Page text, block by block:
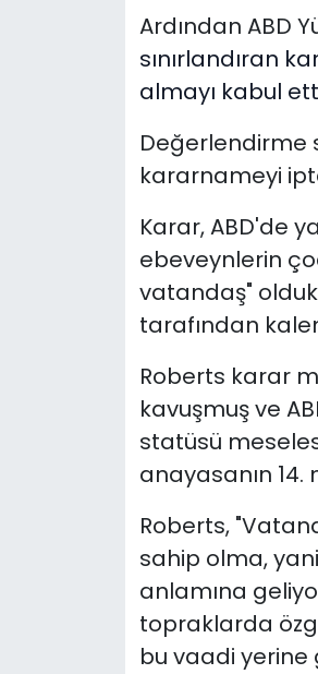
Ardından ABD
sınırlandıran
almayı kabul
Değerlendirme
kararnameyi
Karar, ABD'de
ebeveynlerin
vatandaş"
tarafından
Roberts karar
kavuşmuş ve
statüsü
anayasanın
Roberts,
sahip olma,
anlamına
topraklarda
bu vaadi yerine